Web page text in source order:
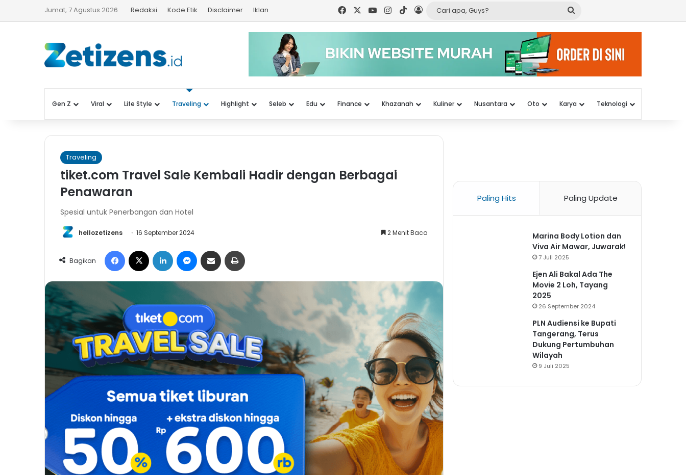
Jumat, 7 Agustus 2026 Redaksi Kode Etik Disclaimer Iklan FacebookYouTubeInstagram
TikTokLog In
Cari
Guys?
Gen Z Viral Life Style Traveling Highlight Seleb Edu Finance Khazanah Kuliner Nusantara Oto Karya Teknologi
Traveling
tiket.com Travel Sale Kembali Hadir dengan Berbagai
Penawaran
Spesial untuk Penerbangan dan Hotel
hellozetizens 16 September 2024 2 Menit Baca
Bagikan
Facebook LinkedIn Messenger
Share via Email
Paling Hits Paling Update
Marina Body Lotion dan
Viva Air Mawar, Juwarak!
7 Juli 2025
Ejen Ali Bakal Ada The
Movie 2 Loh, Tayang
2025
26 September 2024
PLN Audiensi ke Bupati
Tangerang, Terus
Dukung Pertumbuhan
Wilayah
9 Juli 2025